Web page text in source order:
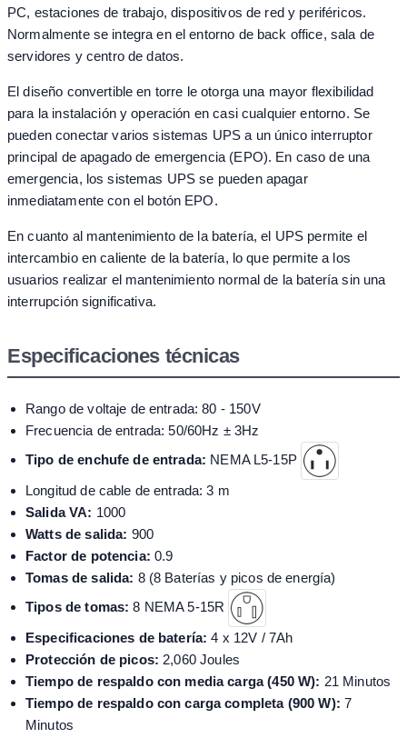
PC, estaciones de trabajo, dispositivos de red y periféricos.
Normalmente se integra en el entorno de back office, sala de
servidores y centro de datos.
El diseño convertible en torre le otorga una mayor flexibilidad
para la instalación y operación en casi cualquier entorno. Se
pueden conectar varios sistemas UPS a un único interruptor
principal de apagado de emergencia (EPO). En caso de una
emergencia, los sistemas UPS se pueden apagar
inmediatamente con el botón EPO.
En cuanto al mantenimiento de la batería, el UPS permite el
intercambio en caliente de la batería, lo que permite a los
usuarios realizar el mantenimiento normal de la batería sin una
interrupción significativa.
Especificaciones técnicas
Rango de voltaje de entrada: 80 - 150V
Frecuencia de entrada: 50/60Hz ± 3Hz
Tipo de enchufe de entrada: NEMA L5-15P
Longitud de cable de entrada: 3 m
Salida VA: 1000
Watts de salida: 900
Factor de potencia: 0.9
Tomas de salida: 8 (8 Baterías y picos de energía)
Tipos de tomas: 8 NEMA 5-15R
Especificaciones de batería: 4 x 12V / 7Ah
Protección de picos: 2,060 Joules
Tiempo de respaldo con media carga (450 W): 21 Minutos
Tiempo de respaldo con carga completa (900 W): 7
Minutos